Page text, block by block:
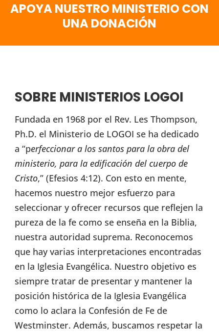
APOYA NUESTRO MINISTERIO CON
UNA DONACIÓN
SOBRE MINISTERIOS LOGOI
Fundada en 1968 por el Rev. Les Thompson,
Ph.D. el Ministerio de LOGOI se ha dedicado
a “perfeccionar a los santos para la obra del
ministerio, para la edificación del cuerpo de
Cristo,” (Efesios 4:12). Con esto en mente,
hacemos nuestro mejor esfuerzo para
seleccionar y ofrecer recursos que reflejen la
pureza de la fe como se enseña en la Biblia,
nuestra autoridad suprema. Reconocemos
que hay varias interpretaciones encontradas
en la Iglesia Evangélica. Nuestro objetivo es
siempre tratar de presentar y mantener la
posición histórica de la Iglesia Evangélica
como lo aclara la Confesión de Fe de
Westminster. Además, buscamos respetar la